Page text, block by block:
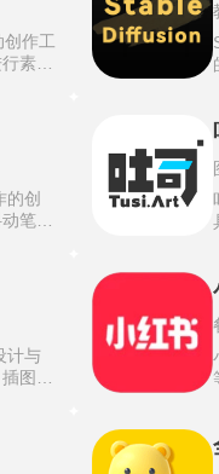
同一
独立
独
模
图。
备，
部本
创作工
素材
视频
配合
已有
优
式分
支持
的发
更长
度，
的创
笔
景色
放
输入
色。
撤
布。
将扭
计与
图绘
可精
加载